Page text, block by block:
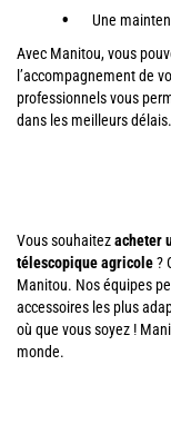
Une
Avec Manitou, vous
l’accompagnement de
professionnels vous
dans les meilleurs délais.
Vous souhaitezacheter
télescopique agricole?
Manitou. Nos équipes
accessoires les plus
où que vous soyez !
monde.